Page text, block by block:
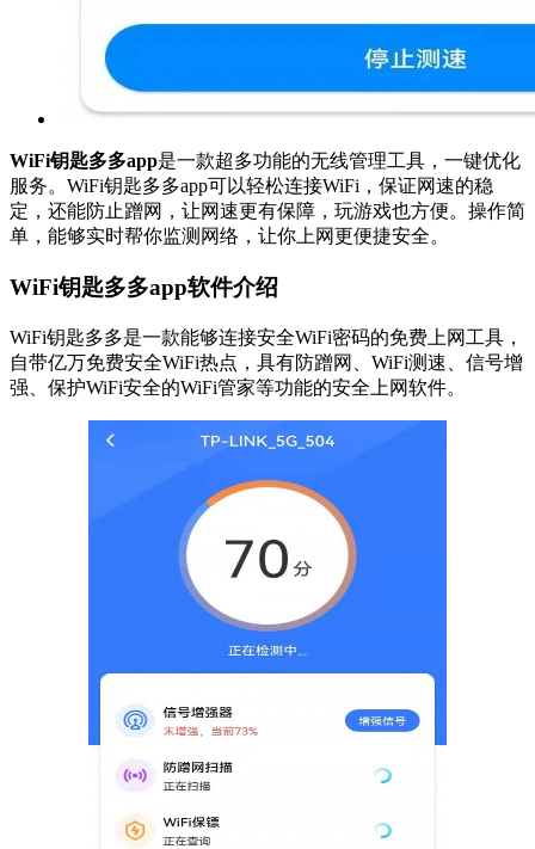
WiFi钥匙多多app是一款超多功能的无线管理工具，一键优化
服务。WiFi钥匙多多app可以轻松连接WiFi，保证网速的稳
定，还能防止蹭网，让网速更有保障，玩游戏也方便。操作简
单，能够实时帮你监测网络，让你上网更便捷安全。
WiFi钥匙多多app软件介绍
WiFi钥匙多多是一款能够连接安全WiFi密码的免费上网工具，
自带亿万免费安全WiFi热点，具有防蹭网、WiFi测速、信号增
强、保护WiFi安全的WiFi管家等功能的安全上网软件。